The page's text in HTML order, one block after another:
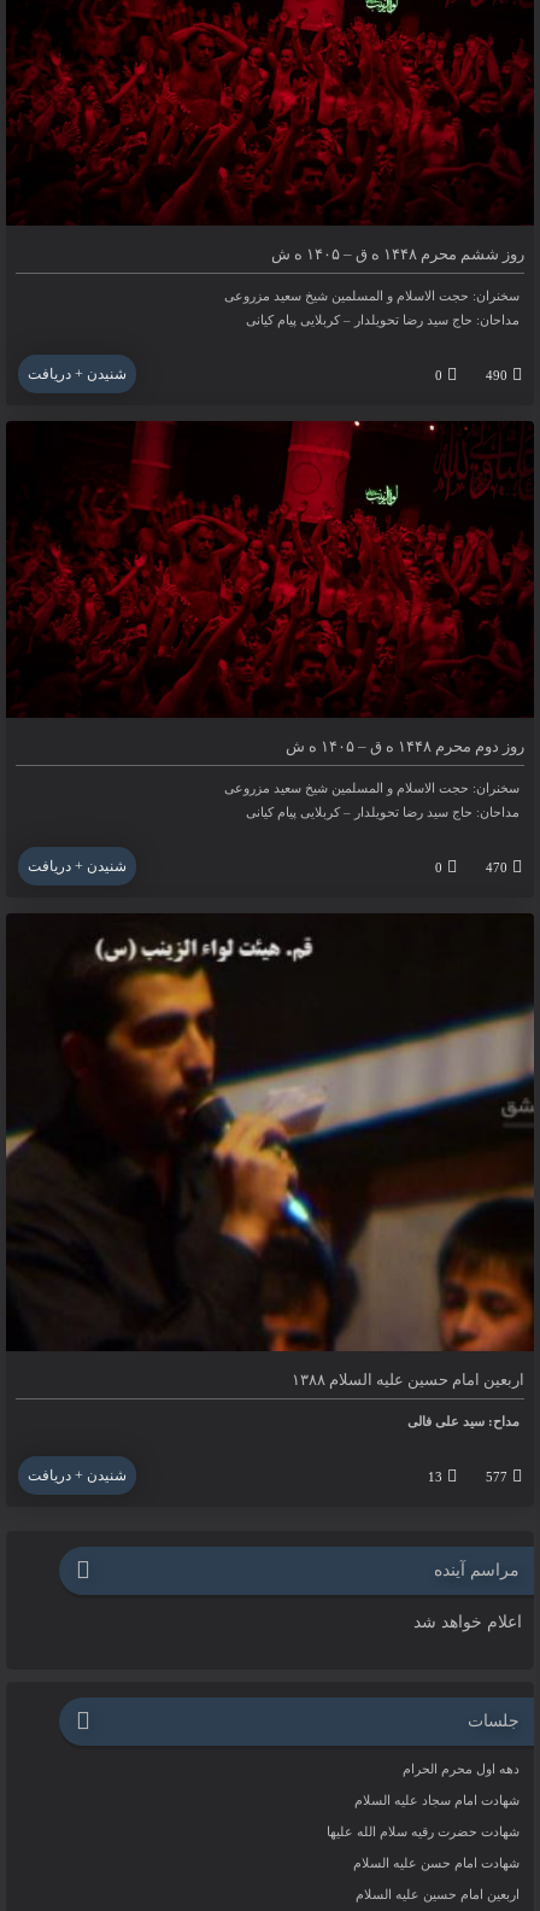
روز‌ ششم محرم ۱۴۴۸ ه ق – ۱۴۰۵ ه ش
۱۴-۰۱ -۱۴۰۲
روز‌ ششم محرم ۱۴۴۸ ه ق – ۱۴۰۵ ه ش
سخنران: حجت الاسلام و المسلمین شیخ سعید مزروعی
مداحان: حاج سید رضا تحویلدار – کربلایی پیام کیانی
490
0 شنیدن + دریافت
روز دوم محرم ۱۴۴۸ ه ق – ۱۴۰۵ ه ش
۱۴-۰۱ -۱۴۰۲
روز دوم محرم ۱۴۴۸ ه ق – ۱۴۰۵ ه ش
سخنران: حجت الاسلام و المسلمین شیخ سعید مزروعی
مداحان: حاج سید رضا تحویلدار – کربلایی‌ پیام کیانی
470
0 شنیدن + دریافت
اربعین امام حسین علیه السلام ۱۳۸۸
۱۴-۰۱ -۱۴۰۲
اربعین امام حسین علیه السلام ۱۳۸۸
مداح: سید علی فالی
577
13 شنیدن + دریافت
مراسم آینده
اعلام خواهد شد
جلسات
دهه اول محرم الحرام
شهادت امام سجاد علیه السلام
شهادت حضرت رقیه سلام الله علیها
شهادت امام حسن علیه السلام
اربعین امام حسین علیه السلام